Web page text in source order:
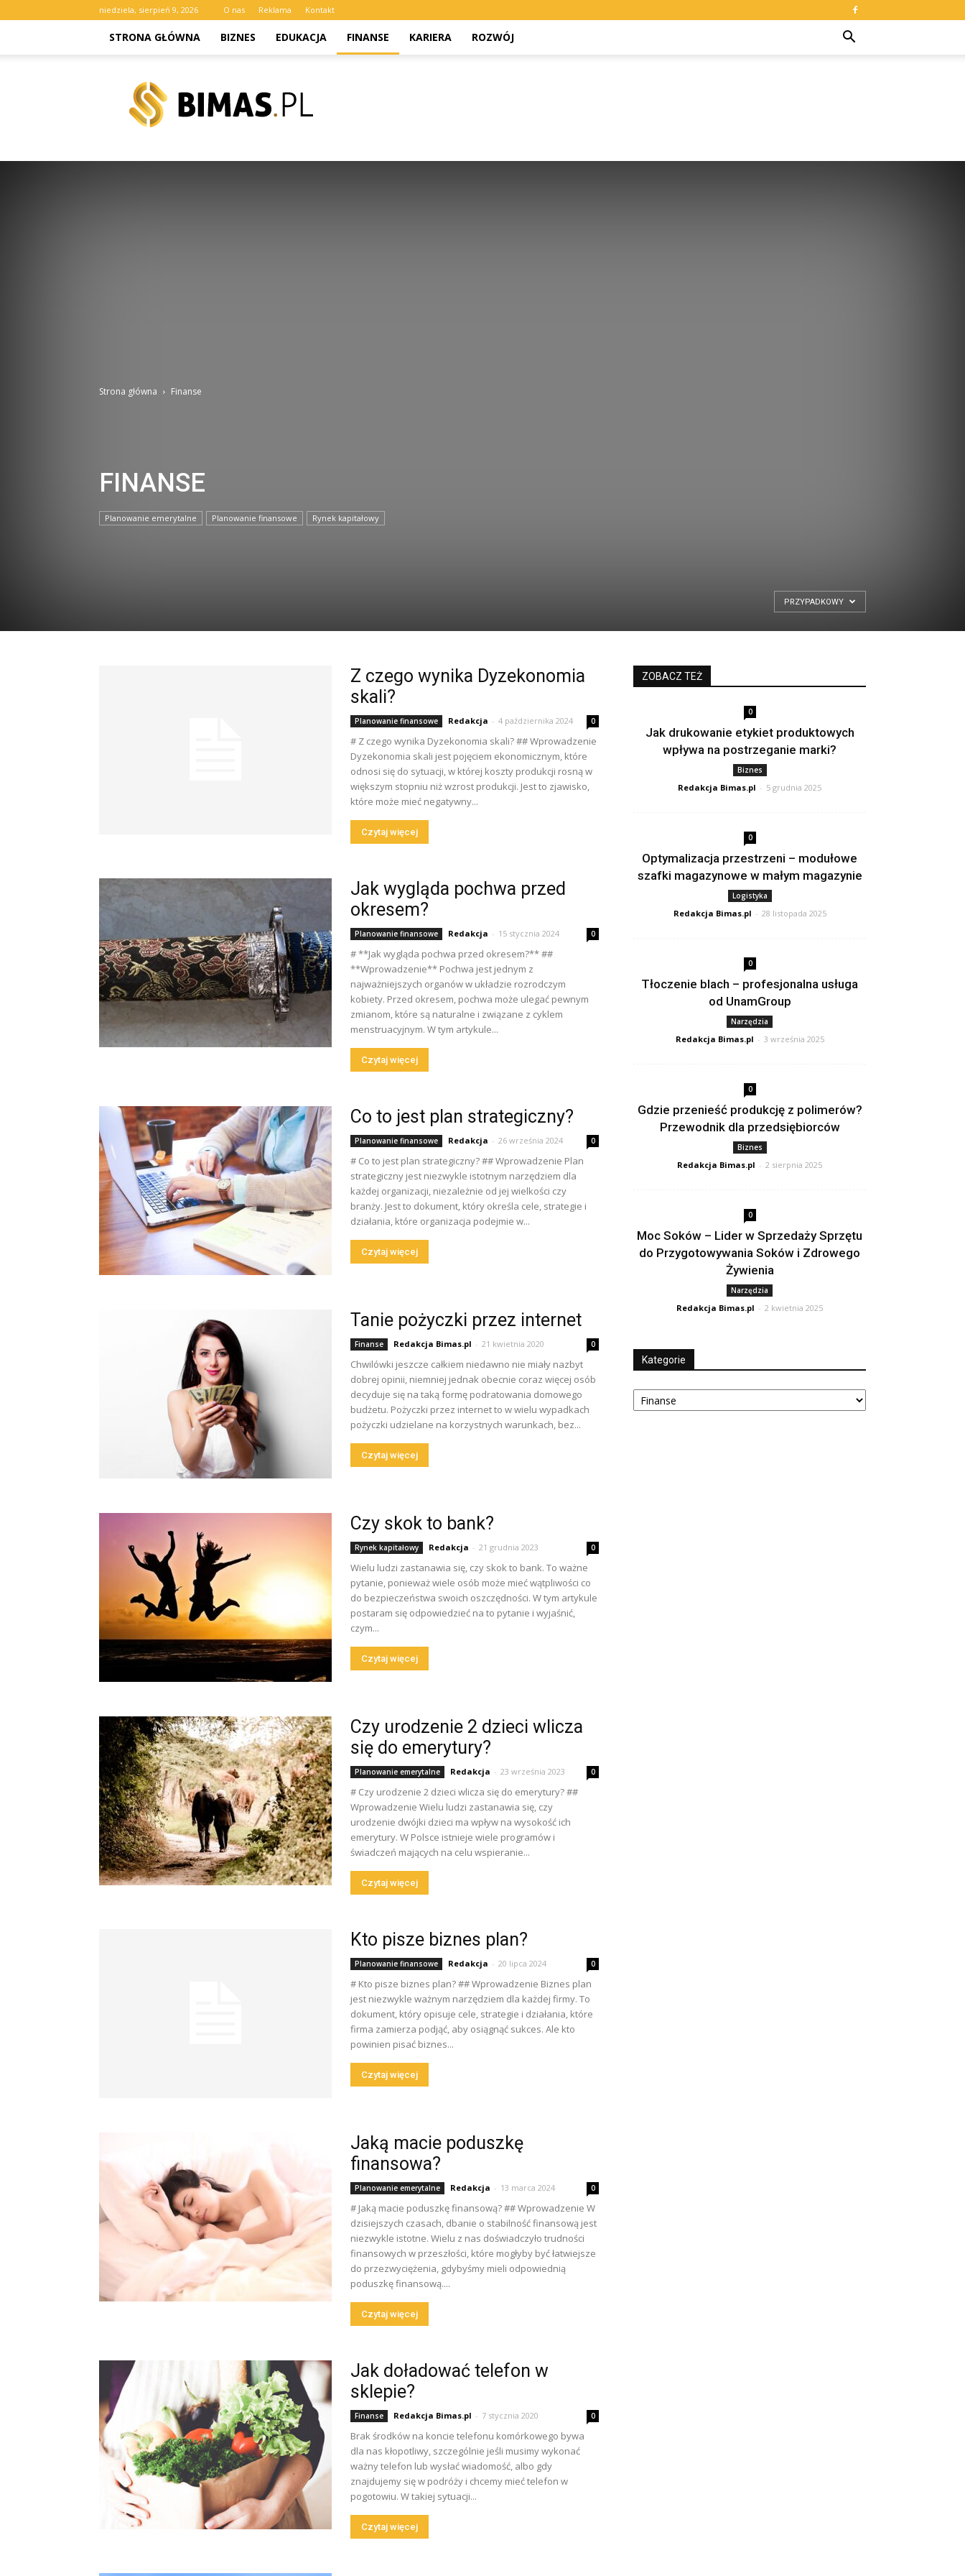
niedziela, sierpień 9, 2026 O nas Reklama Kontakt
STRONA GŁÓWNA BIZNES EDUKACJA FINANSE KARIERA ROZWÓJ
bimas.pl
Strona główna Finanse
FINANSE
Planowanie emerytalne Planowanie finansowe Rynek kapitałowy
PRZYPADKOWY
Z czego wynika Dyzekonomia
skali?
Planowanie finansowe Redakcja - 4 października 2024 0
# Z czego wynika Dyzekonomia skali? ## Wprowadzenie
Dyzekonomia skali jest pojęciem ekonomicznym, które
odnosi się do sytuacji, w której koszty produkcji rosną w
większym stopniu niż wzrost produkcji. Jest to zjawisko,
które może mieć negatywny...
Czytaj więcej
Jak wygląda pochwa przed
okresem?
Planowanie finansowe Redakcja - 15 stycznia 2024 0
# **Jak wygląda pochwa przed okresem?** ##
**Wprowadzenie** Pochwa jest jednym z
najważniejszych organów w układzie rozrodczym
kobiety. Przed okresem, pochwa może ulegać pewnym
zmianom, które są naturalne i związane z cyklem
menstruacyjnym. W tym artykule...
Czytaj więcej
Co to jest plan strategiczny?
Planowanie finansowe Redakcja - 26 września 2024 0
# Co to jest plan strategiczny? ## Wprowadzenie Plan
strategiczny jest niezwykle istotnym narzędziem dla
każdej organizacji, niezależnie od jej wielkości czy
branży. Jest to dokument, który określa cele, strategie i
działania, które organizacja podejmie w...
Czytaj więcej
Tanie pożyczki przez internet
Finanse Redakcja Bimas.pl - 21 kwietnia 2020 0
Chwilówki jeszcze całkiem niedawno nie miały nazbyt
dobrej opinii, niemniej jednak obecnie coraz więcej osób
decyduje się na taką formę podratowania domowego
budżetu. Pożyczki przez internet to w wielu wypadkach
pożyczki udzielane na korzystnych warunkach, bez...
Czytaj więcej
Czy skok to bank?
Rynek kapitałowy Redakcja - 21 grudnia 2023 0
Wielu ludzi zastanawia się, czy skok to bank. To ważne
pytanie, ponieważ wiele osób może mieć wątpliwości co
do bezpieczeństwa swoich oszczędności. W tym artykule
postaram się odpowiedzieć na to pytanie i wyjaśnić,
czym...
Czytaj więcej
Czy urodzenie 2 dzieci wlicza
się do emerytury?
Planowanie emerytalne Redakcja - 23 września 2023 0
# Czy urodzenie 2 dzieci wlicza się do emerytury? ##
Wprowadzenie Wielu ludzi zastanawia się, czy
urodzenie dwójki dzieci ma wpływ na wysokość ich
emerytury. W Polsce istnieje wiele programów i
świadczeń mających na celu wspieranie...
Czytaj więcej
Kto pisze biznes plan?
Planowanie finansowe Redakcja - 20 lipca 2024 0
# Kto pisze biznes plan? ## Wprowadzenie Biznes plan
jest niezwykle ważnym narzędziem dla każdej firmy. To
dokument, który opisuje cele, strategie i działania, które
firma zamierza podjąć, aby osiągnąć sukces. Ale kto
powinien pisać biznes...
Czytaj więcej
Jaką macie poduszkę
finansowa?
Planowanie emerytalne Redakcja - 13 marca 2024 0
# Jaką macie poduszkę finansową? ## Wprowadzenie W
dzisiejszych czasach, dbanie o stabilność finansową jest
niezwykle istotne. Wielu z nas doświadczyło trudności
finansowych w przeszłości, które mogłyby być łatwiejsze
do przezwyciężenia, gdybyśmy mieli odpowiednią
poduszkę finansową....
Czytaj więcej
Jak doładować telefon w
sklepie?
Finanse Redakcja Bimas.pl - 7 stycznia 2020 0
Brak środków na koncie telefonu komórkowego bywa
dla nas kłopotliwy, szczególnie jeśli musimy wykonać
ważny telefon lub wysłać wiadomość, albo gdy
znajdujemy się w podróży i chcemy mieć telefon w
pogotowiu. W takiej sytuacji...
Czytaj więcej
ZOBACZ TEŻ
0
Jak drukowanie etykiet produktowych
wpływa na postrzeganie marki?
Biznes
Redakcja Bimas.pl - 5 grudnia 2025
0
Optymalizacja przestrzeni – modułowe
szafki magazynowe w małym magazynie
Logistyka
Redakcja Bimas.pl - 28 listopada 2025
0
Tłoczenie blach – profesjonalna usługa
od UnamGroup
Narzędzia
Redakcja Bimas.pl - 3 września 2025
0
Gdzie przenieść produkcję z polimerów?
Przewodnik dla przedsiębiorców
Biznes
Redakcja Bimas.pl - 2 sierpnia 2025
0
Moc Soków – Lider w Sprzedaży Sprzętu
do Przygotowywania Soków i Zdrowego
Żywienia
Narzędzia
Redakcja Bimas.pl - 2 kwietnia 2025
Kategorie
Kategorie